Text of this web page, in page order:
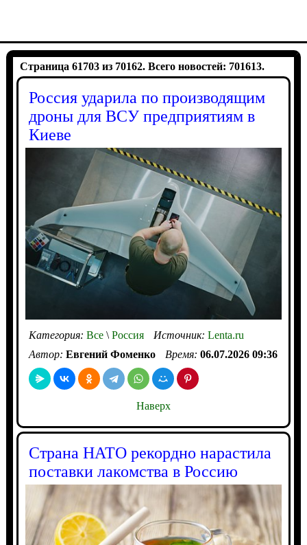
Страница 61703 из 70162. Всего новостей: 701613.
Россия ударила по производящим
дроны для ВСУ предприятиям в
Киеве
Категория: Все\Россия Источник: Lenta.ru
Автор: Евгений Фоменко Время: 06.07.2026 09:36
Наверх
Страна НАТО рекордно нарастила
поставки лакомства в Россию